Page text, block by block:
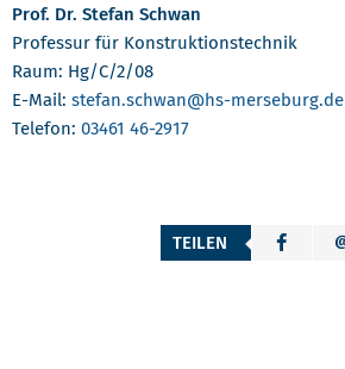
Prof. Dr. Stefan Schwan
Professur für Konstruktionstechnik
Raum: Hg/C/2/08
E-Mail: stefan.schwan@hs-merseburg.de
Telefon: 03461 46-2917
TEILEN